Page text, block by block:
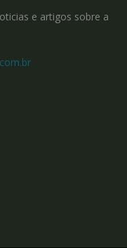
e artigos sobre a